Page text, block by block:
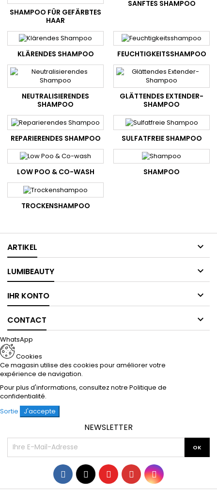
SHAMPOO FÜR GEFÄRBTES
HAAR
SANFTES SHAMPOO
KLÄRENDES SHAMPOO FEUCHTIGKEITSSHAMPOO
NEUTRALISIERENDES
SHAMPOO
GLÄTTENDES EXTENDER-
SHAMPOO
REPARIERENDES SHAMPOO SULFATFREIE SHAMPOO
LOW POO & CO-WASH SHAMPOO
TROCKENSHAMPOO
ARTIKEL 
LUMIBEAUTY 
IHR KONTO 
CONTACT 
WhatsApp
Cookies
Ce magasin utilise des cookies pour améliorer votre
expérience de navigation.
Pour plus d'informations, consultez notre Politique de
confidentialité.
Sortie
J'accepte
NEWSLETTER
Facebook
TwitterYouTubePinterestInstagram
Email
NON, MERCI